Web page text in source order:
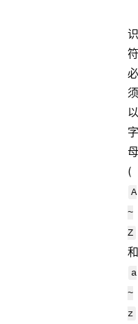
识
符
必
须
以
字
母
(
A
~
Z
a
~
z